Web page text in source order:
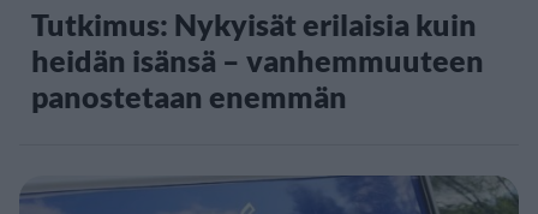
Tutkimus: Nykyisät erilaisia kuin
heidän isänsä – vanhemmuuteen
panostetaan enemmän